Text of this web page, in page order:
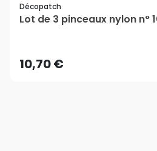
Décopatch
Lot de 3 pinceaux nylon n°
10,70 €